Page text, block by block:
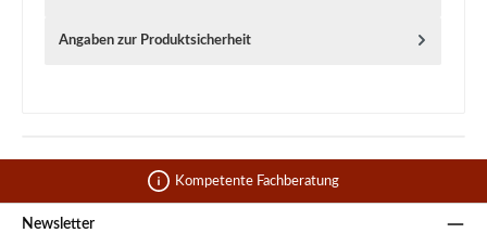
Angaben zur Produktsicherheit
Kompetente Fachberatung
Newsletter